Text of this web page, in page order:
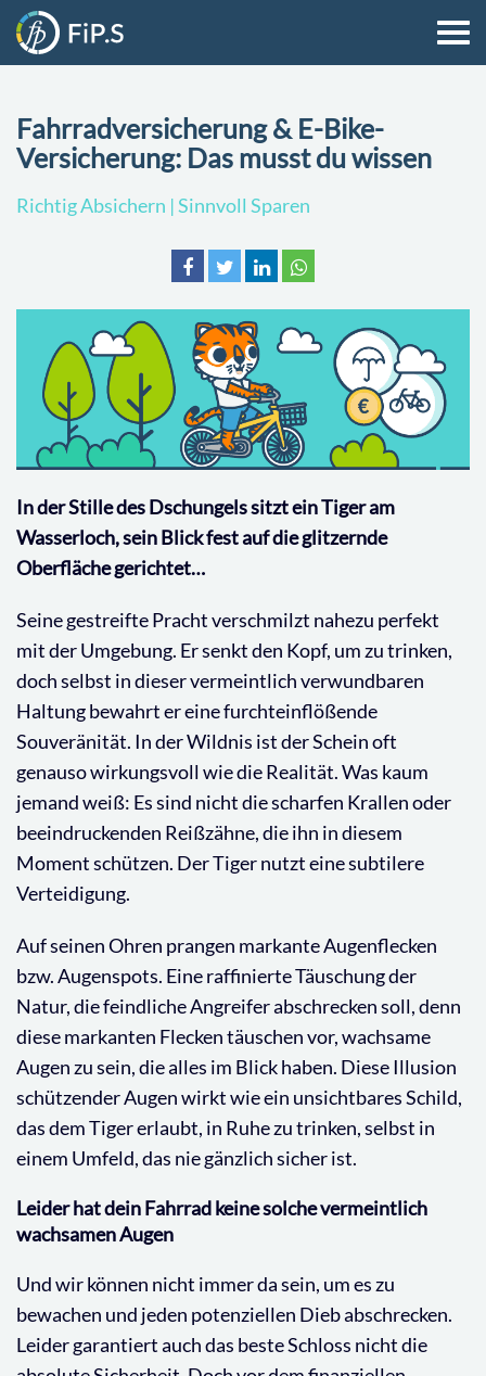
Fahrradversicherung & E-Bike-
Versicherung: Das musst du wissen
Richtig Absichern | Sinnvoll Sparen
In der Stille des Dschungels sitzt ein Tiger am
Wasserloch, sein Blick fest auf die glitzernde
Oberfläche gerichtet…
Seine gestreifte Pracht verschmilzt nahezu perfekt
mit der Umgebung. Er senkt den Kopf, um zu trinken,
doch selbst in dieser vermeintlich verwundbaren
Haltung bewahrt er eine furchteinflößende
Souveränität. In der Wildnis ist der Schein oft
genauso wirkungsvoll wie die Realität. Was kaum
jemand weiß: Es sind nicht die scharfen Krallen oder
beeindruckenden Reißzähne, die ihn in diesem
Moment schützen. Der Tiger nutzt eine subtilere
Verteidigung.
Auf seinen Ohren prangen markante Augenflecken
bzw. Augenspots. Eine raffinierte Täuschung der
Natur, die feindliche Angreifer abschrecken soll, denn
diese markanten Flecken täuschen vor, wachsame
Augen zu sein, die alles im Blick haben. Diese Illusion
schützender Augen wirkt wie ein unsichtbares Schild,
das dem Tiger erlaubt, in Ruhe zu trinken, selbst in
einem Umfeld, das nie gänzlich sicher ist.
Leider hat dein Fahrrad keine solche vermeintlich
wachsamen Augen
Und wir können nicht immer da sein, um es zu
bewachen und jeden potenziellen Dieb abschrecken.
Leider garantiert auch das beste Schloss nicht die